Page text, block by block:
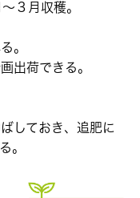
３月収穫。
。
出荷できる。
しておき、追肥に
。